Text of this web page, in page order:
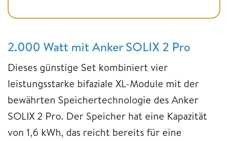
2.000 Watt mit Anker SOLIX 2 Pro
Dieses günstige Set kombiniert vier
leistungsstarke bifaziale XL-Module mit der
bewährten Speichertechnologie des Anker
SOLIX 2 Pro. Der Speicher hat eine Kapazität
von 1,6 kWh, das reicht bereits für eine